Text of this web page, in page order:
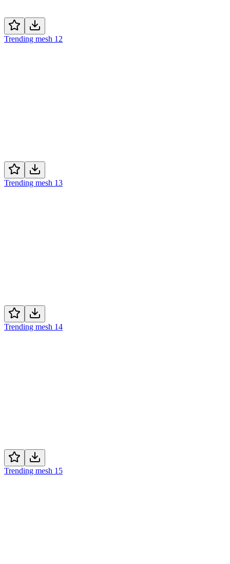
Trending mesh 12
Trending mesh 13
Trending mesh 14
Trending mesh 15